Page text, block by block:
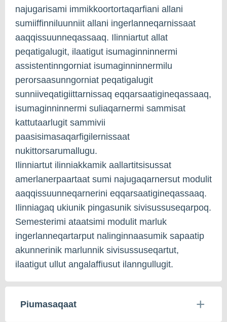
najugarisami immikkoortortaqarfiani allani
sumiiffinniluunniit allani ingerlanneqarnissaat
aaqqissuunneqassaaq. Ilinniartut allat
peqatigalugit, ilaatigut isumaginninnermi
assistentinngorniat isumaginninnermilu
perorsaasunngorniat peqatigalugit
sunniiveqatigiittarnissaq eqqarsaatigineqassaaq,
isumaginninnermi suliaqarnermi sammisat
kattutaarlugit sammivii
paasisimasaqarfigilernissaat
nukittorsarumallugu.
Ilinniartut ilinniakkamik aallartitsisussat
amerlanerpaartaat sumi najugaqarnersut modulit
aaqqissuunneqarnerini eqqarsaatigineqassaaq.
Ilinniagaq ukiunik pingasunik sivisussuseqarpoq.
Semesterimi ataatsimi modulit marluk
ingerlanneqartarput nalinginnaasumik sapaatip
akunnerinik marlunnik sivisussuseqartut,
ilaatigut ullut angalaffiusut ilanngullugit.
Piumasaqaat